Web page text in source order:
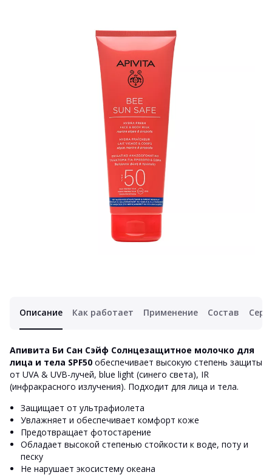
Описание Как работает Применение Состав
Апивита Би Сан Сэйф Солнцезащитное молочко для
лица и тела SPF50 обеспечивает высокую степень защиты
от UVA & UVB-лучей, blue light (синего света), IR
(инфракрасного излучения). Подходит для лица и тела.
Защищает от ультрафиолета
Увлажняет и обеспечивает комфорт коже
Предотвращает фотостарение
Обладает высокой степенью стойкости к воде, поту и
песку
Не нарушает экосистему океана